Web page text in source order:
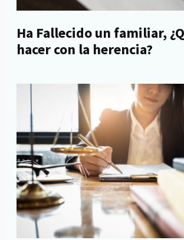
Ha Fallecido un familiar,
hacer con la herencia?